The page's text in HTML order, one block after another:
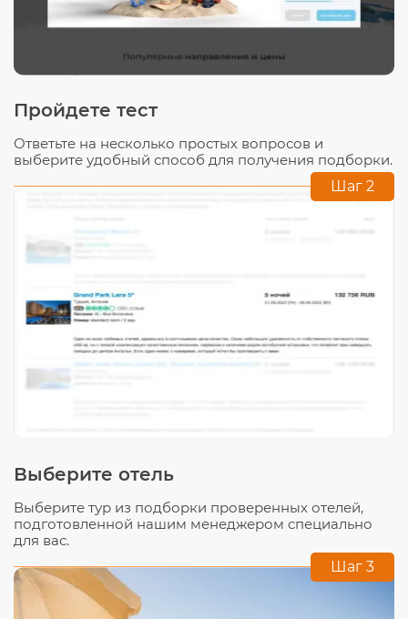
Пройдете тест
Ответьте на несколько простых вопросов и
выберите удобный способ для получения подборки.
Шаг 2
Выберите отель
Выберите тур из подборки проверенных отелей,
подготовленной нашим менеджером специально
для вас.
Шаг 3